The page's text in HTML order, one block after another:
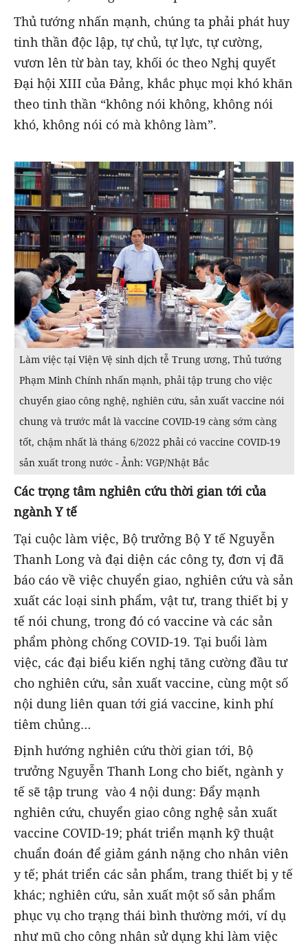
Thủ tướng nhấn mạnh, chúng ta phải phát huy
tinh thần độc lập, tự chủ, tự lực, tự cường,
vươn lên từ bàn tay, khối óc theo Nghị quyết
Đại hội XIII của Đảng, khắc phục mọi khó khăn
theo tinh thần “không nói không, không nói
khó, không nói có mà không làm”.
Làm việc tại Viện Vệ sinh dịch tễ Trung ương, Thủ tướng
Phạm Minh Chính nhấn mạnh, phải tập trung cho việc
chuyển giao công nghệ, nghiên cứu, sản xuất vaccine nói
chung và trước mắt là vaccine COVID-19 càng sớm càng
tốt, chậm nhất là tháng 6/2022 phải có vaccine COVID-19
sản xuất trong nước - Ảnh: VGP/Nhật Bắc
Các trọng tâm nghiên cứu thời gian tới của
ngành Y tế
Tại cuộc làm việc, Bộ trưởng Bộ Y tế Nguyễn
Thanh Long và đại diện các công ty, đơn vị đã
báo cáo về việc chuyển giao, nghiên cứu và sản
xuất các loại sinh phẩm, vật tư, trang thiết bị y
tế nói chung, trong đó có vaccine và các sản
phẩm phòng chống COVID-19. Tại buổi làm
việc, các đại biểu kiến nghị tăng cường đầu tư
cho nghiên cứu, sản xuất vaccine, cùng một số
nội dung liên quan tới giá vaccine, kinh phí
tiêm chủng…
Định hướng nghiên cứu thời gian tới, Bộ
trưởng Nguyễn Thanh Long cho biết, ngành y
tế sẽ tập trung vào 4 nội dung: Đẩy mạnh
nghiên cứu, chuyển giao công nghệ sản xuất
vaccine COVID-19; phát triển mạnh kỹ thuật
chuẩn đoán để giảm gánh nặng cho nhân viên
y tế; phát triển các sản phẩm, trang thiết bị y tế
khác; nghiên cứu, sản xuất một số sản phẩm
phục vụ cho trạng thái bình thường mới, ví dụ
như mũ cho công nhân sử dụng khi làm việc